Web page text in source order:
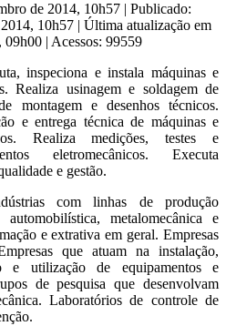
de 2014, 10h57 | Publicado:
10h57 | Última atualização em
09h00 | Acessos: 99559
inspeciona e instala máquinas e
Realiza usinagem e soldagem de
montagem e desenhos técnicos.
e entrega técnica de máquinas e
Realiza medições, testes e
eletromecânicos. Executa
e gestão.
com linhas de produção
automobilística, metalomecânica e
e extrativa em geral. Empresas
que atuam na instalação,
e utilização de equipamentos e
de pesquisa que desenvolvam
Laboratórios de controle de